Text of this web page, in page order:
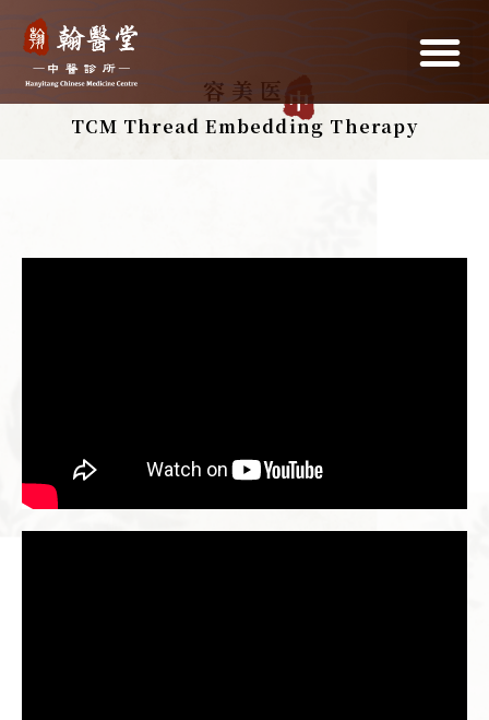
中
医美容
TCM Thread Embedding Therapy